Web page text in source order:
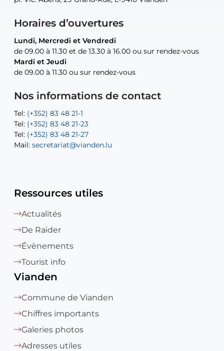
Horaires d’ouvertures
Lundi, Mercredi et Vendredi
de 09.00 à 11.30 et de 13.30 à 16.00 ou sur rendez-vous
Mardi et Jeudi
de 09.00 à 11.30 ou sur rendez-vous
Nos informations de contact
Tel: (+352) 83 48 21-1
Tel: (+352) 83 48 21-23
Tel: (+352) 83 48 21-27
Mail: secretariat@vianden.lu
Lundi, Mercredi et Vendredi
de 09.00 à 11.30 et de 13.30 à 16.00 ou sur rendez-vous
Mardi et Jeudi
de 09.00 à 11.30 ou sur rendez-vous
Tel: (+352) 83 48 21-20
Tel: (+352) 83 48 21-22
Mail:sofia.carvalho@vianden.lu
Mail: diane.storn@vianden.lu
uniquement sur rendez-vous
Mail:recette@vianden.lu
uniquement sur rendez-vous
Tel:(+352) 83 48 21-31
uniquement sur rendez-vous
Tel:Permanence (Fuite d’eau) : 83 48 21 61
Ressources utiles
Actualités
De Raider
Évènements
Tourist info
Vianden
Commune de Vianden
Chiffres importants
Galeries photos
Adresses utiles